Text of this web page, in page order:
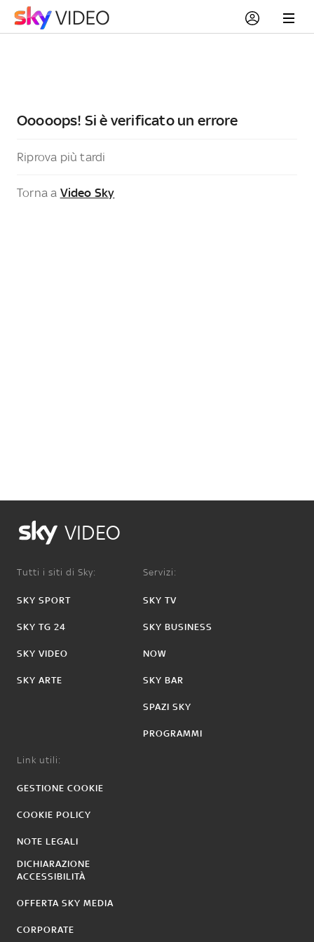
Ooooops! Si è verificato un errore
Riprova più tardi
Torna a Video Sky
VIDEO
Tutti i siti di Sky:
SKY SPORT
SKY TG 24
SKY VIDEO
SKY ARTE
Servizi:
SKY TV
SKY BUSINESS
NOW
SKY BAR
SPAZI SKY
PROGRAMMI
Link utili:
GESTIONE COOKIE
COOKIE POLICY
NOTE LEGALI
DICHIARAZIONE
ACCESSIBILITÀ
OFFERTA SKY MEDIA
CORPORATE